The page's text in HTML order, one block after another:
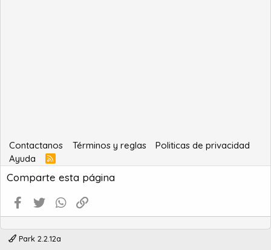
Contactanos Términos y reglas
Politicas de privacidad
Ayuda
R
S
S
Comparte esta página
Facebook
Twitter WhatsApp
Park 2.2.12a